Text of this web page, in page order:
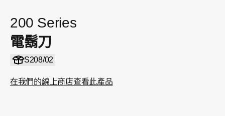
200 Series
電鬍刀
S208/02
在我們的線上商店查看此產品